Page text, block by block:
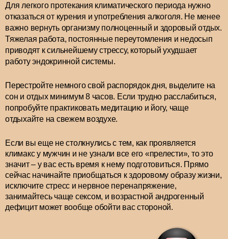
Для легкого протекания климатического периода нужно
отказаться от курения и употребления алкоголя. Не менее
важно вернуть организму полноценный и здоровый отдых.
Тяжелая работа, постоянные переутомления и недосып
приводят к сильнейшему стрессу, который ухудшает
работу эндокринной системы.
Перестройте немного свой распорядок дня, выделите на
сон и отдых минимум 8 часов. Если трудно расслабиться,
попробуйте практиковать медитацию и йогу, чаще
отдыхайте на свежем воздухе.
Если вы еще не столкнулись с тем, как проявляется
климакс у мужчин и не узнали все его «прелести», то это
значит – у вас есть время к нему подготовиться. Прямо
сейчас начинайте приобщаться к здоровому образу жизни,
исключите стресс и нервное перенапряжение,
занимайтесь чаще сексом, и возрастной андрогенный
дефицит может вообще обойти вас стороной.